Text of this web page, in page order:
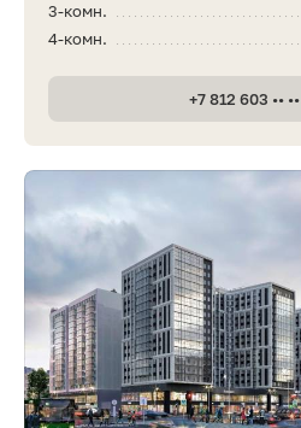
3-комн.
4-комн.
+7 812 603 •• ••